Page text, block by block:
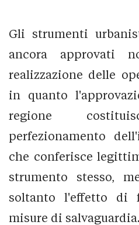
Gli strumenti
ancora approvati
realizzazione delle
in quanto
regione
perfezionamento
che conferisce
strumento stesso,
soltanto l'effetto di
misure di salvaguardia.